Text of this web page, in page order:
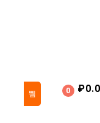
0 ₽